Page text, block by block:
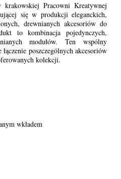
krakowskiej Pracowni Kreatywnej
się w produkcji eleganckich,
drewnianych akcesoriów do
to kombinacja pojedynczych,
modułów. Ten wspólny
poszczególnych akcesoriów
kolekcji.
wkładem